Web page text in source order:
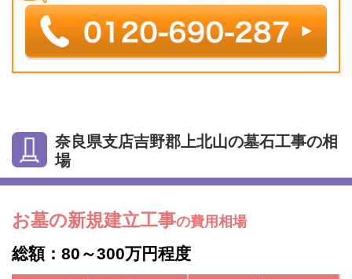
奈良県支店吉野郡上北山の墓石工事の相
場
お墓の新規建立工事の費用相場
総額：80～300万円程度